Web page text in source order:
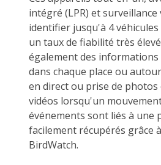
intégré (LPR) et
identifier jusqu'à 4
un taux de fiabilité très
également des informations
dans chaque place ou
en direct ou prise de
vidéos lorsqu'un
événements sont liés à une
facilement récupérés grâce
BirdWatch.